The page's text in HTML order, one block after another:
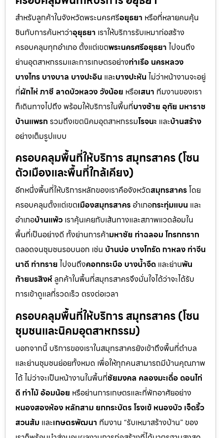
สำหรับลูกค้าในจังหวัดพระนครศรีอยุธยา หรือที่หลายคนคุ้น
ชินกับการค้นหาว่าอุยุธยา เราให้บริการรับเหมาก่อสร้าง
ครอบคลุมทุกอำเภอ ตั้งแต่เขตพระนครศรีอยุธยา ไปจนถึง
ย่านอุตสาหกรรมและการเกษตรอย่างท่าเรือ นครหลวง
บางไทร บางบาล บางปะอิน และบางปะหัน ไม่ว่าหน้างานจะอยู่
ที่ผักไห่ ภาชี ลาดบัวหลวง วังน้อย หรือเสนา ทีมงานของเรา
ก็เดินทางไปถึง พร้อมให้บริการในพื้นที่บางซ้าย อุทัย มหาราช
บ้านแพรกรวมถึงเขตนิคมอุตสาหกรรมโรจนะ และบ้านสร้าง
อย่างเต็มรูปแบบ
ครอบคลุมพื้นที่ให้บริการ สมุทรสาคร (โซน
ตัวเมืองและพื้นที่ใกล้เคียง)
อีกหนึ่งพื้นที่ให้บริการหลักของเราคือจังหวัดสมุทรสาครโดย
ครอบคลุมตั้งแต่เขตเมืองสมุทรสาครอำเภอกระทุ่มแบน และ
อำเภอบ้านแพ้ว เราคุ้นเคยกับเส้นทางและสภาพแวดล้อมใน
พื้นที่เป็นอย่างดี ทั้งย่านการค้ามหาชัย ท่าฉลอม โกรกกราก
ตลอดจนชุมชนรอบนอก เช่น บ้านบ่อ บางโทรัด กาหลง ท่าจีน
นาดี ท่าทราย ไปจนถึงคอกกระบือ บางน้ำจืด และย่านพัน
ท้ายนรสิงห์ ลูกค้าในพื้นที่สมุทรสาครจึงมั่นใจได้ว่าจะได้รับ
การเข้าดูแลที่รวดเร็ว ตรงต่อเวลา
ครอบคลุมพื้นที่ให้บริการ สมุทรสาคร (โซน
ชุมชนและนิคมอุตสาหกรรม)
นอกจากนี้ บริการของเราในสมุทรสาครยังเข้าถึงพื้นที่ตำบล
และย่านชุมชนย่อยทั้งหมด เพื่อให้ทุกคนสามารถมีบ้านคุณภาพ
ได้ ไม่ว่าจะเป็นหน้างานในพื้นที่ชัยมงคล คลองมะเดื่อ ดอนไก่
ดี ท่าไม้ อ้อมน้อย หรือย่านการเกษตรและที่พักอาศัยอย่าง
หนองสองห้อง หลักสาม ยกกระบัตร โรงเข้ หนองบัว เจ็ดริ้ว
สวนส้ม และเกษตรพัฒนา ทีมงาน “รับเหมาสร้างบ้าน” ของ